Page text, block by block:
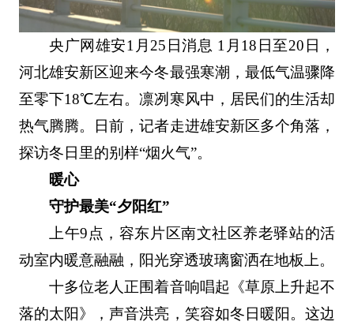
央广网雄安1月25日消息 1月18日至20日，
河北雄安新区迎来今冬最强寒潮，最低气温骤降
至零下18℃左右。凛冽寒风中，居民们的生活却
热气腾腾。日前，记者走进雄安新区多个角落，
探访冬日里的别样“烟火气”。
暖心
守护最美“夕阳红”
上午9点，容东片区南文社区养老驿站的活
动室内暖意融融，阳光穿透玻璃窗洒在地板上。
十多位老人正围着音响唱起《草原上升起不
落的太阳》，声音洪亮，笑容如冬日暖阳。这边